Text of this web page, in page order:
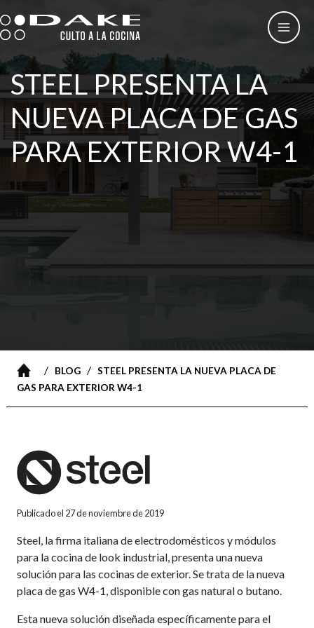
al
contenido
STEEL PRESENTA LA
NUEVA PLACA DE GAS
PARA EXTERIOR W4-1
/ BLOG/ STEEL PRESENTA LA NUEVA PLACA DE
GAS PARA EXTERIOR W4-1
Publicado el 27 de noviembre de 2019
Steel, la firma italiana de electrodomésticos y módulos
para la cocina de look industrial, presenta una nueva
solución para las cocinas de exterior. Se trata de la nueva
placa de gas W4-1, disponible con gas natural o butano.
Esta nueva solución diseñada específicamente para el